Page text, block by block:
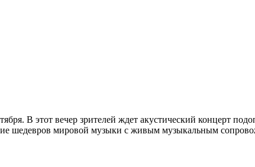
В этот вечер зрителей ждет акустический концерт
шедевров мировой музыки с живым музыкальным